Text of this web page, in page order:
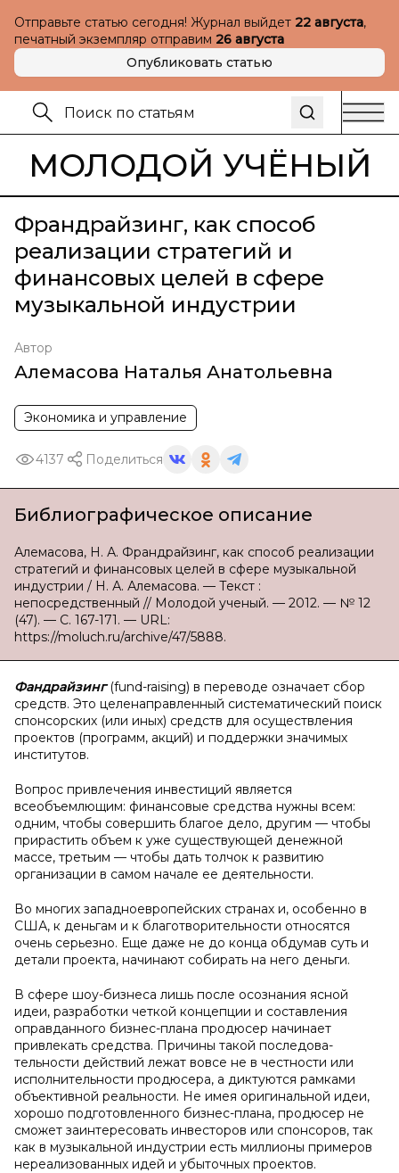
Отправьте статью сегодня! Журнал выйдет 22 августа,
печатный экземпляр отправим 26 августа
Опубликовать статью
МОЛОДОЙ УЧЁНЫЙ
Франдрайзинг, как способ
реализации стратегий и
финансовых целей в сфере
музыкальной индустрии
Автор
Алемасова Наталья Анатольевна
Экономика и управление
4137 Поделиться
Библиографическое описание
Алемасова, Н. А. Франдрайзинг, как способ реализации
стратегий и финансовых целей в сфере музыкальной
индустрии / Н. А. Алемасова. — Текст :
непосредственный // Молодой ученый. — 2012. — № 12
(47). — С. 167-171. — URL:
https://moluch.ru/archive/47/5888.
Фандрайзинг(fund-raising) в переводе означает сбор
средств. Это целенаправленный систематический поиск
спонсорских (или иных) средств для осуществления
проектов (программ, акций) и поддержки значимых
институтов.
Вопрос привлечения инвестиций является
всеобъемлющим: финан­совые средства нужны всем:
одним, чтобы совершить благое дело, дру­гим — чтобы
прирастить объем к уже существующей денежной
массе, третьим — чтобы дать толчок к развитию
организации в самом начале ее деятельности.
Во многих западноевропейских странах и, особенно в
США, к деньгам и к благотворительности относятся
очень серьезно. Еще да­же не до конца обдумав суть и
детали проекта, начинают собирать на него деньги.
В сфере шоу-бизнеса лишь после осознания ясной
идеи, разра­ботки четкой концепции и составления
оправданного бизнес-плана продюсер начинает
привлекать средства. Причины такой последова­
тельности действий лежат вовсе не в честности или
исполнительно­сти продюсера, а диктуются рамками
объективной реальности. Не имея оригинальной идеи,
хорошо подготовленного бизнес-плана, продюсер не
сможет заинтересовать инвесторов или спонсоров, так
как в музыкальной индустрии есть миллионы примеров
нереализо­ванных идей и убыточных проектов.